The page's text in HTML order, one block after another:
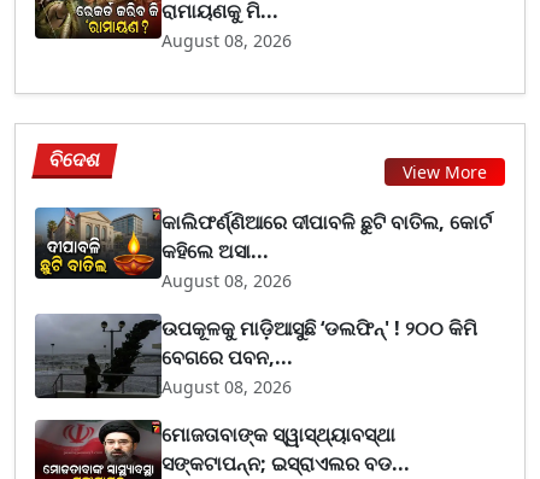
ରାମାୟଣକୁ ମି...
August 08, 2026
ବିଦେଶ View More
କାଲିଫର୍ଣ୍ଣିଆରେ ଦୀପାବଳି ଛୁଟି ବାତିଲ, କୋର୍ଟ
କହିଲେ ଅସା...
August 08, 2026
ଉପକୂଳକୁ ମାଡ଼ିଆସୁଛି ‘ଡଲଫିନ୍' ! ୨୦୦ କିମି
ବେଗରେ ପବନ,...
August 08, 2026
ମୋଜତାବାଙ୍କ ସ୍ୱାସ୍ଥ୍ୟାବସ୍ଥା
ସଙ୍କଟାପନ୍ନ; ଇସ୍ରାଏଲର ବଡ...